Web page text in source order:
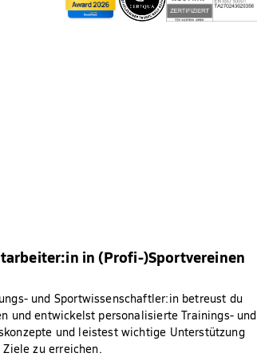
in (Profi-)Sportvereinen
und Sportwissenschaftler:in betreust du
und entwickelst personalisierte Trainings- und
und leistest wichtige Unterstützung
zu erreichen.